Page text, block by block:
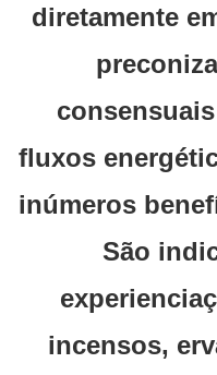
diretamente
fluxos
inúmeros
São
incensos,